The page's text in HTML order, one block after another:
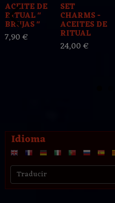
Idioma
ACEITE DE
RITUAL "
BRUJAS "
7,90 €
SET
CHARMS -
ACEITES DE
RITUAL
24,00 €